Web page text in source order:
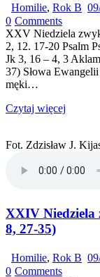
Homilie, Rok B
0 Comments
XXV Niedziela
2, 12. 17-20 Psalm
Jk 3, 16 – 4, 3
37) Słowa
męki…
Czytaj więcej
Fot. Zdzisław J.
XXIV Niedziela
8, 27-35)
Homilie, Rok B
0 Comments